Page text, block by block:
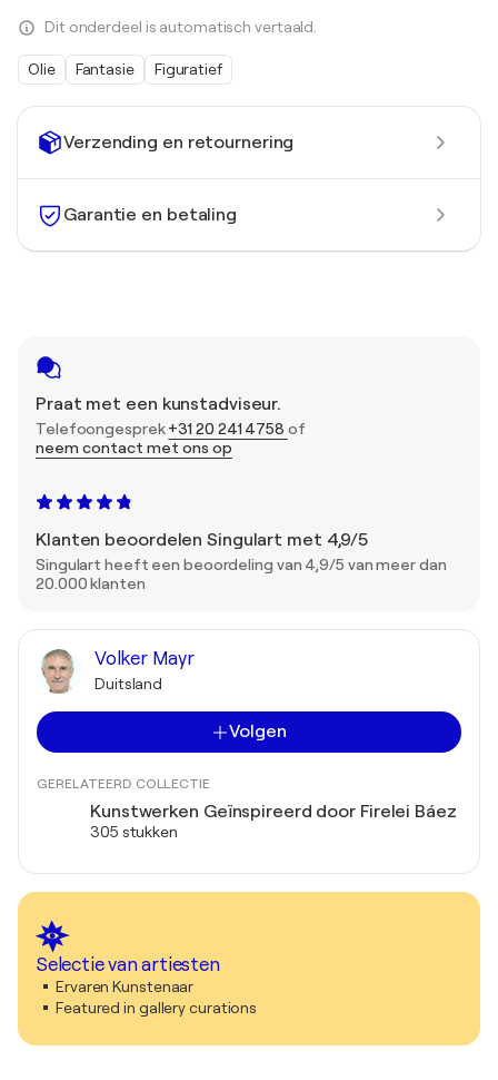
Verzending en retournering
Garantie en betaling
Praat met een kunstadviseur.
Telefoongesprek+31 20 241 4758 of
neem contact met ons op
Klanten beoordelen Singulart met 4,9/5
Singulart heeft een beoordeling van 4,9/5 van meer dan
20.000 klanten
Volker Mayr
Duitsland
Volgen
GERELATEERD COLLECTIE
Kunstwerken Geïnspireerd door Firelei Báez
305 stukken
Selectie van artiesten
Ervaren Kunstenaar
Featured in gallery curations
Dit onderdeel is automatisch vertaald.
Olie Fantasie Figuratief